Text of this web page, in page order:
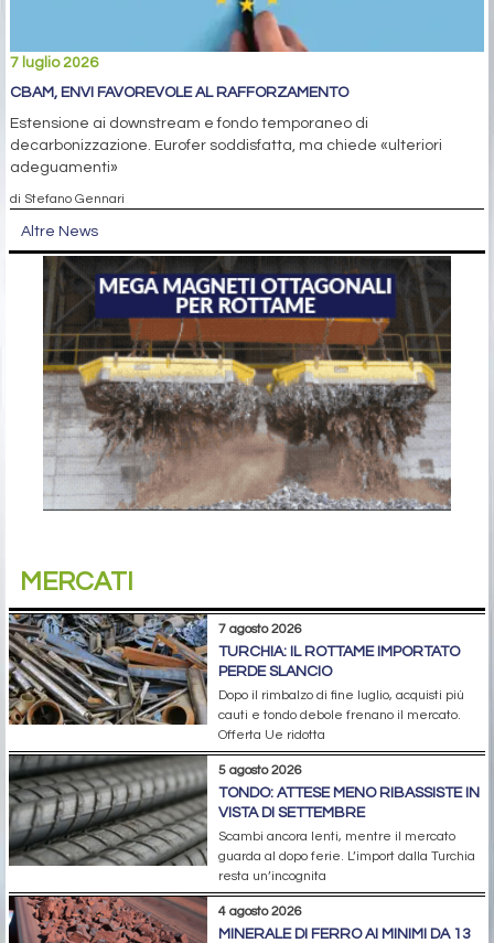
7 luglio 2026
CBAM, ENVI FAVOREVOLE AL RAFFORZAMENTO
Estensione ai downstream e fondo temporaneo di
decarbonizzazione. Eurofer soddisfatta, ma chiede «ulteriori
adeguamenti»
di Stefano Gennari
Altre News
MERCATI
7 agosto 2026
TURCHIA: IL ROTTAME IMPORTATO
PERDE SLANCIO
Dopo il rimbalzo di fine luglio, acquisti più
cauti e tondo debole frenano il mercato.
Offerta Ue ridotta
5 agosto 2026
TONDO: ATTESE MENO RIBASSISTE IN
VISTA DI SETTEMBRE
Scambi ancora lenti, mentre il mercato
guarda al dopo ferie. L’import dalla Turchia
resta un’incognita
4 agosto 2026
MINERALE DI FERRO AI MINIMI DA 13